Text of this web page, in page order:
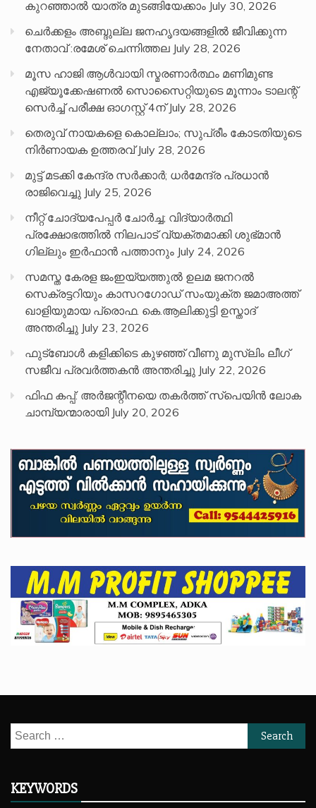
കുറഞ്ഞാൽ യാത്ര മുടങ്ങിയേക്കാം July 30, 2026
ചെർക്കളം അബ്ദുല്ല ജനഹൃദയങ്ങളിൽ ജീവിക്കുന്ന
നേതാവ് :രമേശ് ചെന്നിത്തല July 28, 2026
മൂസ ഹാജി ആൾവായി സ്മരണാർത്ഥം മണിമുണ്ട
എജ്യൂക്കേഷണൽ സൊസൈറ്റിയുടെ മൂന്നാം ടാലന്റ്
സെർച്ച് പരീക്ഷ ഓഗസ്റ്റ് 4ന് July 28, 2026
തെരുവ് നായകളെ കൊല്ലാം; സുപ്രീം കോടതിയുടെ
നിർണായക ഉത്തരവ് July 28, 2026
മുട്ട് മടക്കി കേന്ദ്ര സർക്കാർ; ധർമേന്ദ്ര പ്രധാൻ
രാജിവെച്ചു July 25, 2026
നീറ്റ് ചോദ്യപേപ്പര്‍ ചോര്‍ച്ച; വിദ്യാർത്ഥി
പ്രക്ഷോഭത്തിൽ നിലപാട് വ്യക്തമാക്കി ശുഭ്മാൻ
ഗില്ലും ഇർഫാൻ പത്താനും July 24, 2026
സമസ്ത കേരള ജംഇയ്യത്തുൽ ഉലമ ജനറൽ
സെക്രട്ടറിയും കാസറഗോഡ് സംയുക്ത ജമാഅത്ത്
ഖാളിയുമായ പ്രൊഫ. കെ.ആലിക്കുട്ടി ഉസ്താദ്
അന്തരിച്ചു July 23, 2026
ഫുട്ബോൾ കളിക്കിടെ കുഴഞ്ഞ് വീണു മുസ്ലിം ലീഗ്
സജീവ പ്രവർത്തകൻ അന്തരിച്ചു July 22, 2026
ഫിഫ കപ്പ്: അർജന്റീനയെ തകർത്ത് സ്പെയിൻ ലോക
ചാമ്പ്യന്മാരായി July 20, 2026
Search
for:
KEYWORDS